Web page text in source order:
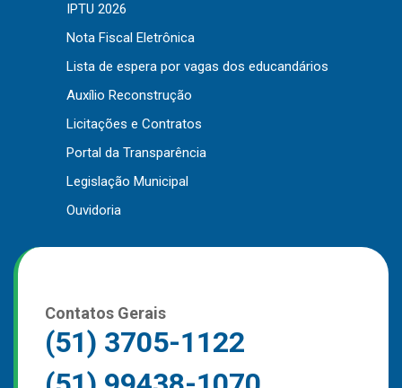
IPTU 2026
Nota Fiscal Eletrônica
Lista de espera por vagas dos educandários
Auxílio Reconstrução
Licitações e Contratos
Portal da Transparência
Legislação Municipal
Ouvidoria
Contatos Gerais
(51) 3705-1122